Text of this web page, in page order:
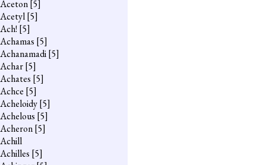
Aceton[5]
Acetyl[5]
Ach! [5]
Achamas [5]
Achanamadi[5]
Achar[5]
Achates [5]
Achce [5]
Acheloidy[5]
Achelous [5]
Acheron[5]
Achill
Achilles [5]